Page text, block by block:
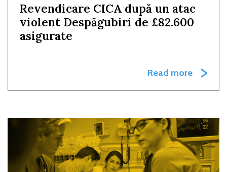
Revendicare CICA după un atac
violent Despăgubiri de £82.600
asigurate
Read more